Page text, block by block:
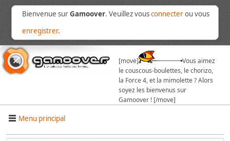
Bienvenue surGamoover. Veuillez vousconnecterou vous
enregistrer.
[move]
Vous aimez
le couscous-boulettes, le chorizo,
la Force 4, et la mimolette ? Alors
soyez les bienvenus sur
Gamoover ! [/move]
Menu principal